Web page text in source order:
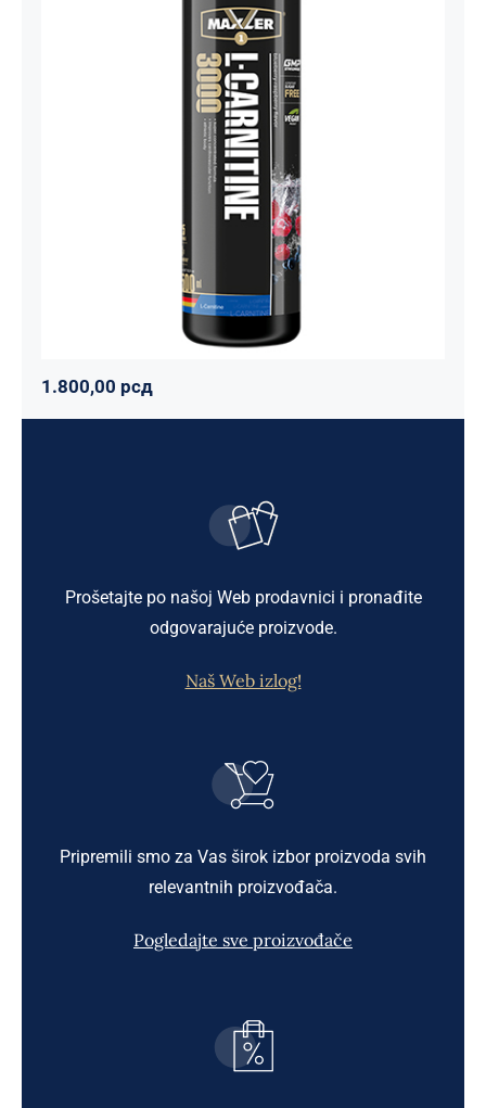
Carnitine Liquid Comfortable Shape
3000 – 500 ml
Mršavko Svi proizvodi
1.800,00рсд
1.800,00 рсд
Prošetajte po našoj Web prodavnici i pronađite
odgovarajuće proizvode.
Naš Web izlog!
Pripremili smo za Vas širok izbor proizvoda svih
relevantnih proizvođača.
Pogledajte sve proizvođače